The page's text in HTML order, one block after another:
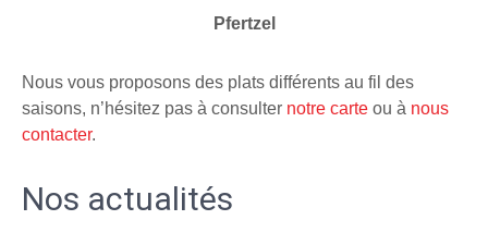
Pfertzel
Nous vous proposons des plats différents au fil des
saisons, n’hésitez pas à consulter notre carte ou à nous
contacter.
Nos actualités